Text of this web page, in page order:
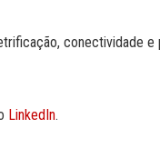
conectividade
LinkedIn.